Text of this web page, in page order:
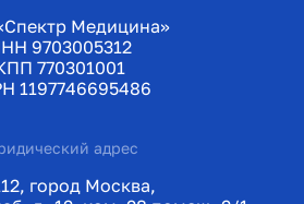
Медицина»
9703005312
770301001
1197746695486
адрес
город Москва,